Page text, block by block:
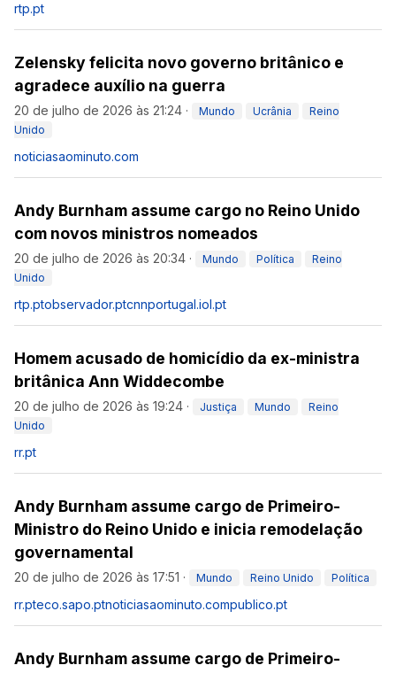
rtp.pt
Zelensky felicita novo governo britânico e
agradece auxílio na guerra
20 de julho de 2026 às 21:24 · Mundo Ucrânia
Reino
Unido
noticiasaominuto.com
Andy Burnham assume cargo no Reino Unido
com novos ministros nomeados
20 de julho de 2026 às 20:34 · Mundo Política
Reino
Unido
rtp.ptobservador.ptcnnportugal.iol.pt
Homem acusado de homicídio da ex-ministra
britânica Ann Widdecombe
20 de julho de 2026 às 19:24 · Justiça Mundo
Reino
Unido
rr.pt
Andy Burnham assume cargo de Primeiro-
Ministro do Reino Unido e inicia remodelação
governamental
20 de julho de 2026 às 17:51 · Mundo Reino Unido Política
rr.pteco.sapo.ptnoticiasaominuto.compublico.pt
Andy Burnham assume cargo de Primeiro-